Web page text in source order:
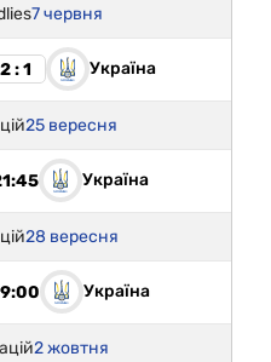
7 червня
2 : 1 Україна
25 вересня
Україна
28 вересня
Україна
2 жовтня